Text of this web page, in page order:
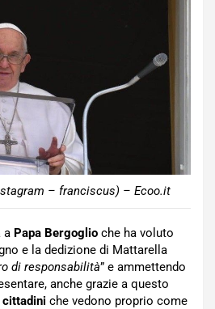
– franciscus) – Ecoo.it
a Papa Bergoglio che ha voluto
e la dedizione di Mattarella
di responsabilità” e ammettendo
anche grazie a questo
cittadini che vedono proprio come